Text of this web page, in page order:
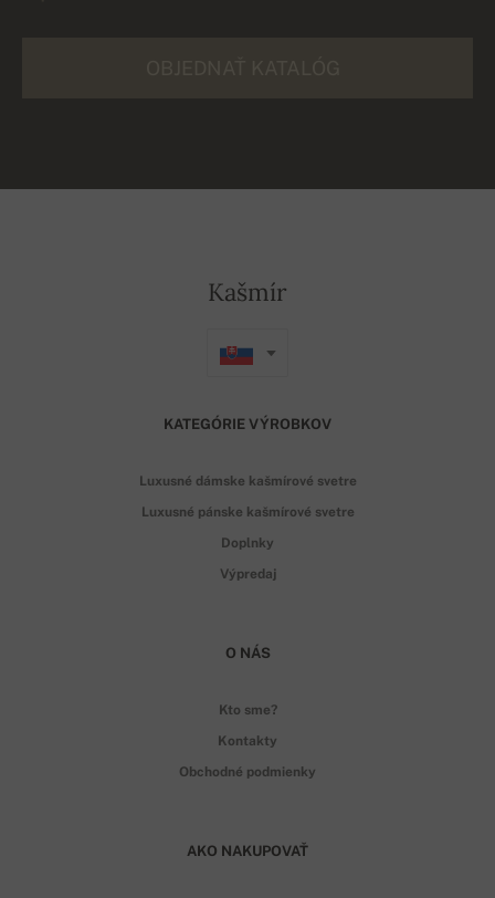
Kašmír
KATEGÓRIE VÝROBKOV
Luxusné dámske kašmírové svetre
Luxusné pánske kašmírové svetre
Doplnky
Výpredaj
O NÁS
Kto sme?
Kontakty
Obchodné podmienky
AKO NAKUPOVAŤ